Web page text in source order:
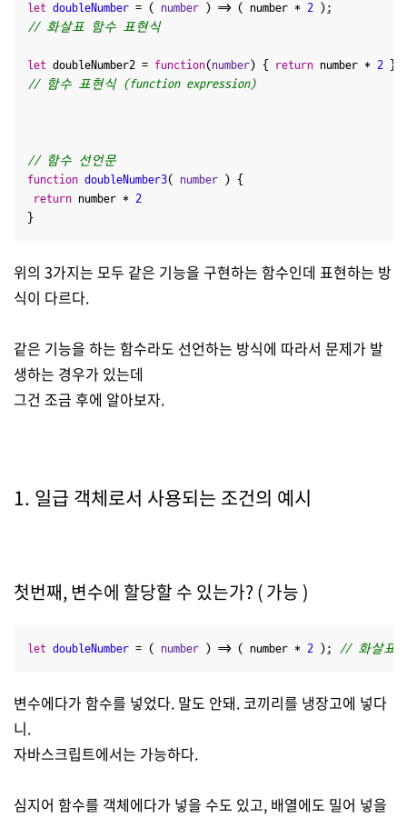
let doubleNumber = ( number ) => ( number * 2
// 화살표 함수 표현식
let doubleNumber2 = function(number) { return number * 2
// 함수 표현식 (function expression)
// 함수 선언문
function doubleNumber3( number ) {
return number * 2
}
위의 3가지는 모두 같은 기능을 구현하는 함수인데 표현하는 방
식이 다르다.
같은 기능을 하는 함수라도 선언하는 방식에 따라서 문제가 발
생하는 경우가 있는데
그건 조금 후에 알아보자.
1. 일급 객체로서 사용되는 조건의 예시
첫번째, 변수에 할당할 수 있는가? ( 가능 )
let doubleNumber = ( number ) => ( number * 2 ); // 화살표
변수에다가 함수를 넣었다. 말도 안돼. 코끼리를 냉장고에 넣다
니.
자바스크립트에서는 가능하다.
심지어 함수를 객체에다가 넣을 수도 있고, 배열에도 밀어 넣을